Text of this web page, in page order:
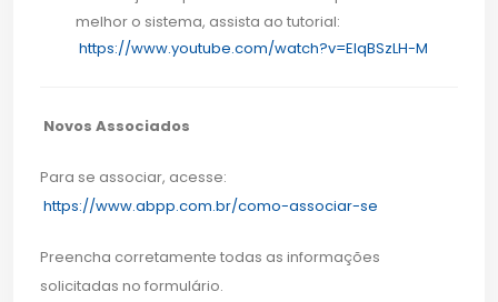
melhor o sistema, assista ao tutorial:
https://www.youtube.com/watch?v=EIqBSzLH-M
Novos Associados
Para se associar, acesse:
https://www.abpp.com.br/como-associar-se
Preencha corretamente todas as informações
solicitadas no formulário.